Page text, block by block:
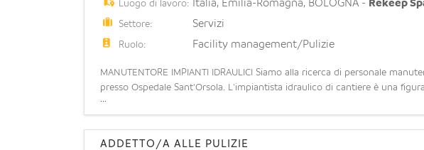
Luogo di lavoro: Italia, Emilia-Romagna, BOLOGNA - Rekeep
Settore: Servizi
Ruolo: Facility management/Pulizie
MANUTENTORE IMPIANTI IDRAULICI Siamo alla ricerca di personale
presso Ospedale Sant'Orsola. L'impiantista idraulico di cantiere è una
idrici, termici e di climatizzazione complessi
...
ADDETTO/A ALLE PULIZIE